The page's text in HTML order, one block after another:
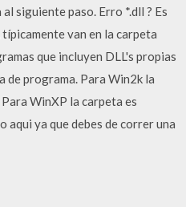
siguiente paso. Erro *.dll ? Es
van en la carpeta
que incluyen DLL's propias
de programa. Para Win2k la
WinXP la carpeta es
ya que debes de correr una